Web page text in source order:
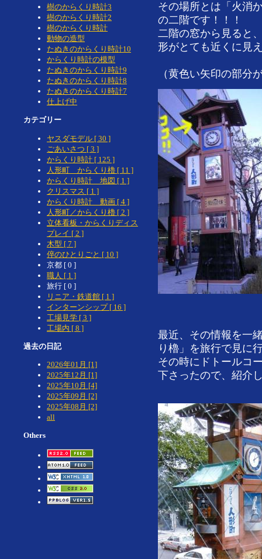
その場所とは「火消
の二階です！！！
二階の窓から見ると
形がとても近くに見
（黄色い矢印の部分
最近、その情報を一
り櫓」を旅行で見に
その時にドトールコ
下さったので、紹介
樹のからくり時計3
樹のからくり時計2
樹のからくり時計
動物の造型
たぬきのからくり時計10
からくり時計の模型
たぬきのからくり時計9
たぬきのからくり時計8
たぬきのからくり時計7
仕上げ中
カテゴリー
ヤスダモデル [ 30 ]
ごあいさつ [ 3 ]
からくり時計 [ 125 ]
人形町 からくり櫓 [ 11 ]
からくり時計 地図 [ 1 ]
クリスマス [ 1 ]
からくり時計 動画 [ 4 ]
人形町／からくり櫓 [ 2 ]
立体看板・からくりディス
プレイ [ 2 ]
木型 [ 7 ]
倅のひとりごと [ 10 ]
京都 [ 0 ]
職人 [ 1 ]
旅行 [ 0 ]
リニア・鉄道館 [ 1 ]
インターンシップ [ 16 ]
工場見学 [ 3 ]
工場内 [ 8 ]
過去の日記
2026年01月 [1]
2025年12月 [1]
2025年10月 [4]
2025年09月 [2]
2025年08月 [2]
all
Others